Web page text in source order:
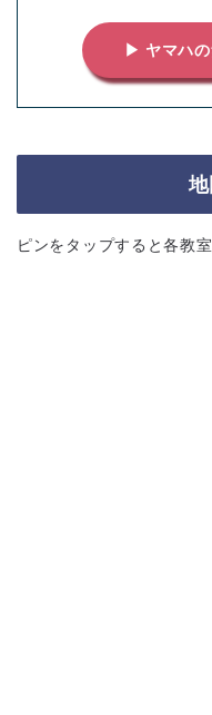
▶ ヤマハの
ピンをタップすると各教